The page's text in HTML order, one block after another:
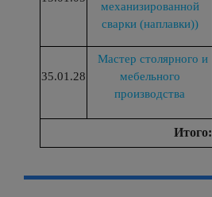
механизированной
сварки (наплавки))
35.01.28
Мастер столярного и
мебельного
производства
Итого: